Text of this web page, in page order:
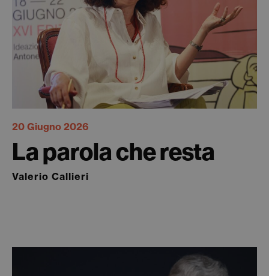
20 Giugno 2026
La parola che resta
Valerio Callieri